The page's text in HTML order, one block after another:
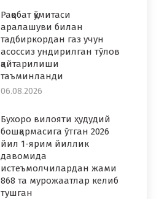
Рақобат қўмитаси
аралашуви билан
тадбиркордан газ учун
асоссиз ундирилган тўлов
қайтарилиши
таъминланди
06.08.2026
Бухоро вилояти ҳудудий
бошқармасига ўтган 2026
йил 1-ярим йиллик
давомида
истеъмолчилардан жами
868 та мурожаатлар келиб
тушган